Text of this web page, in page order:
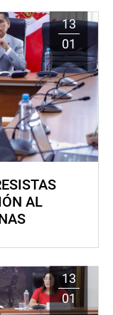
13
01
AL
13
01